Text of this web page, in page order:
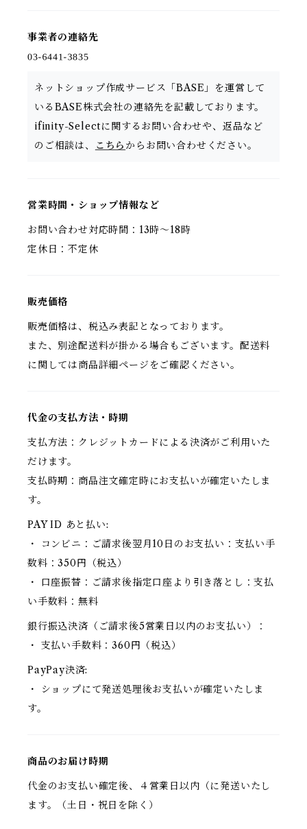
事業者の連絡先
ネットショップ作成サービス「BASE」を運営して
いるBASE株式会社の連絡先を記載しております。
ifinity-Selectに関するお問い合わせや、返品など
のご相談は、
こちら からお問い合わせください。
営業時間・ショップ情報など
お問い合わせ対応時間：13時〜18時
定休日：不定休
販売価格
販売価格は、税込み表記となっております。
また、別途配送料が掛かる場合もございます。配送料
に関しては商品詳細ページをご確認ください。
代金の支払方法・時期
支払方法：クレジットカードによる決済がご利用いた
だけます。
支払時期：商品注文確定時にお支払いが確定いたしま
す。
PAY ID あと払い:
・ コンビニ：ご請求後翌月10日のお支払い：支払い手
数料：350円（税込）
・ 口座振替：ご請求後指定口座より引き落とし：支払
い手数料：無料
銀行振込決済（ご請求後5営業日以内のお支払い）：
・ 支払い手数料：360円（税込）
PayPay決済:
・ ショップにて発送処理後お支払いが確定いたしま
す。
商品のお届け時期
代金のお支払い確定後、４営業日以内（に発送いたし
ます。（土日・祝日を除く）